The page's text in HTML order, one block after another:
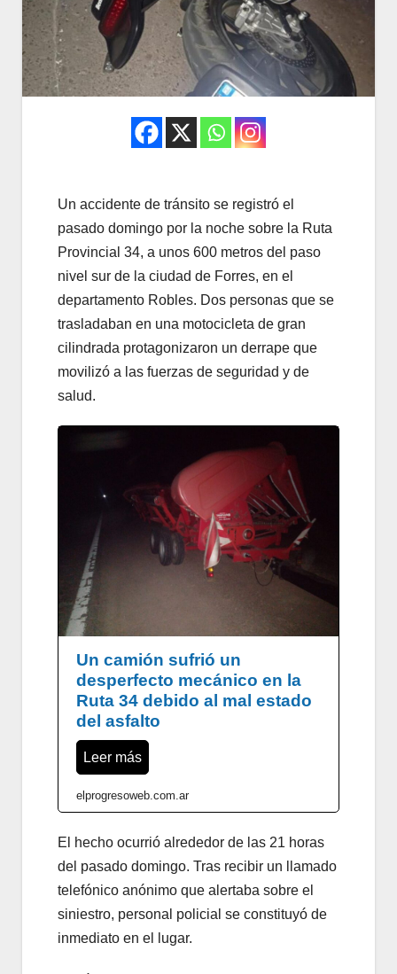
Un accidente de tránsito se registró el
pasado domingo por la noche sobre la Ruta
Provincial 34, a unos 600 metros del paso
nivel sur de la ciudad de Forres, en el
departamento Robles. Dos personas que se
trasladaban en una motocicleta de gran
cilindrada protagonizaron un derrape que
movilizó a las fuerzas de seguridad y de
salud.
Un camión sufrió un
desperfecto mecánico en la
Ruta 34 debido al mal estado
del asfalto
Leer más
elprogresoweb.com.ar
El hecho ocurrió alrededor de las 21 horas
del pasado domingo. Tras recibir un llamado
telefónico anónimo que alertaba sobre el
siniestro, personal policial se constituyó de
inmediato en el lugar.